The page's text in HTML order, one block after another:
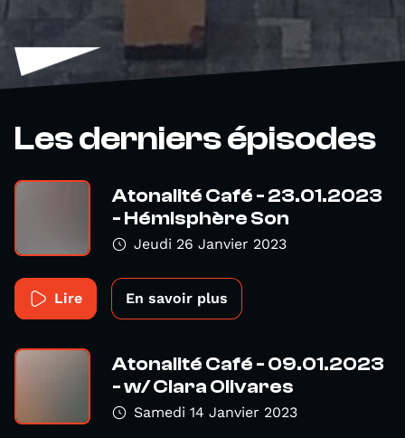
Les derniers épisodes
Atonalité Café - 23.01.2023
- Hémisphère Son
Jeudi 26 Janvier 2023
Lire En savoir plus
Atonalité Café - 09.01.2023
- w/ Clara Olivares
Samedi 14 Janvier 2023